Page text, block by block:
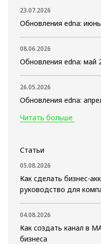
23.07.2026
Обновления edna:
08.06.2026
Обновления edna: май
26.05.2026
Обновления edna:
Читать больше
Статьи
05.08.2026
Как сделать бизнес-
руководство для
04.08.2026
Как создать канал в
бизнеса